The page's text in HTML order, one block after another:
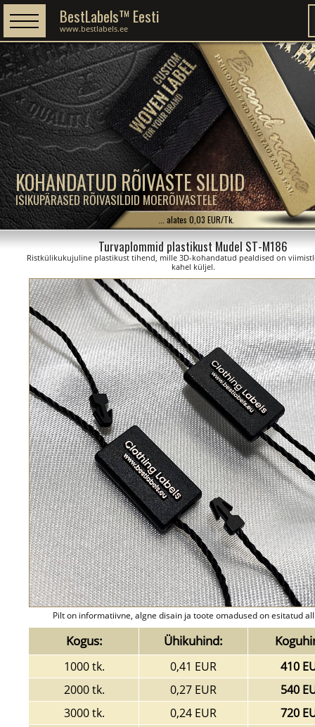
KOHANDATUD RÕIVASTE SILDID
ISIKUPÄRASED RÕIVASILDID MOERÕIVASTELE
BestLabels™ Eesti
www.bestlabels.ee
... alates 0,03 EUR/Tk.
Turvaplommid plastikust Mudel ST-M186
Ristkülikukujuline plastikust tihend, mille 3D-kohandatud pealdised on
kahel küljel.
Pilt on informatiivne, algne disain ja toote omadused on esitatud
Kogus: Ühikuhind:
1000 tk. 0,41 EUR
410
2000 tk.
0,27 EUR
540
3000 tk.
0,24 EUR
720